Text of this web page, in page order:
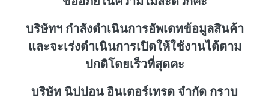
บริษัทฯ กำลังดำเนินการอัพเดทข้อมูลสินค้า
และจะเร่งดำเนินการเปิดให้ใช้งานได้ตาม
ปกติโดยเร็วที่สุดคะ
บริษัท นิปปอน อินเตอร์เทรด จำกัด กราบ